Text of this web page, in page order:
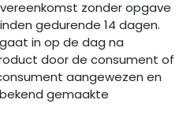
zonder opgave
gedurende 14 dagen.
in op de dag na
door de consument of
aangewezen en
gemaakte